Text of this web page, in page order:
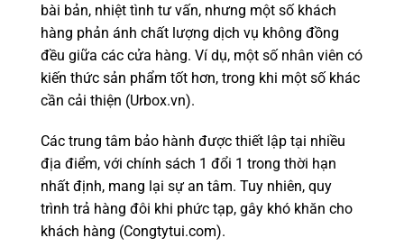
bài bản, nhiệt tình tư vấn, nhưng một số khách
hàng phản ánh chất lượng dịch vụ không đồng
đều giữa các cửa hàng. Ví dụ, một số nhân viên có
kiến thức sản phẩm tốt hơn, trong khi một số khác
cần cải thiện (Urbox.vn).
Các trung tâm bảo hành được thiết lập tại nhiều
địa điểm, với chính sách 1 đổi 1 trong thời hạn
nhất định, mang lại sự an tâm. Tuy nhiên, quy
trình trả hàng đôi khi phức tạp, gây khó khăn cho
khách hàng (Congtytui.com).